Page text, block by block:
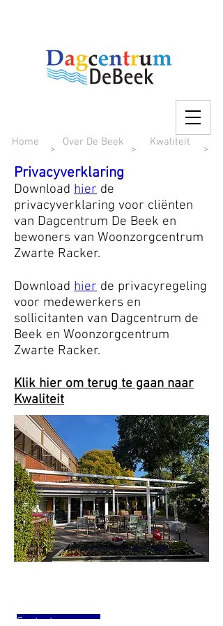
Home
>
Over De Beek
>
Kwaliteit
>
Privacyverklaring
Download hier de
privacyverklaring voor cliënten
van Dagcentrum De Beek en
bewoners van Woonzorgcentrum
Zwarte Racker.
Download hier de privacyregeling
voor medewerkers en
sollicitanten van Dagcentrum de
Beek en Woonzorgcentrum
Zwarte Racker.
Klik hier om terug te gaan naar
Kwaliteit
Contact